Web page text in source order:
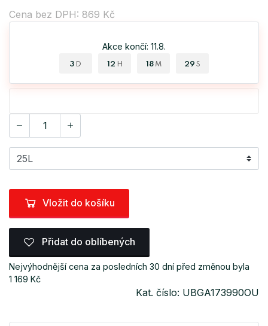
Cena bez DPH: 869 Kč
Akce končí: 11.8.
3 D 12 H 18 M 29 S
Vložit do košíku
Přidat do oblíbených
Nejvýhodnější cena za posledních 30 dní před změnou byla
1 169 Kč
Kat. číslo: UBGA173990OU